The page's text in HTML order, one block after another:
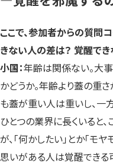
ここで、参加者からの質問
きない人の差は？ 覚醒でき
小国：年齢は関係ない。大
かどうか。年齢より蓋の重
も蓋が重い人は重いし、一
ひとつの業界に長くいると
が、「何かしたい」とか「モ
思いがある人は覚醒できる